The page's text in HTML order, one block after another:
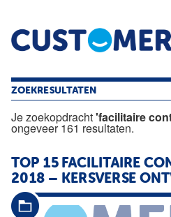
Home Opinie
ZOEKRESULTATEN
Je zoekopdracht'facilitaire
ongeveer 161 resultaten.
TOP 15 FACILITAIRE
2018 – KERSVERSE